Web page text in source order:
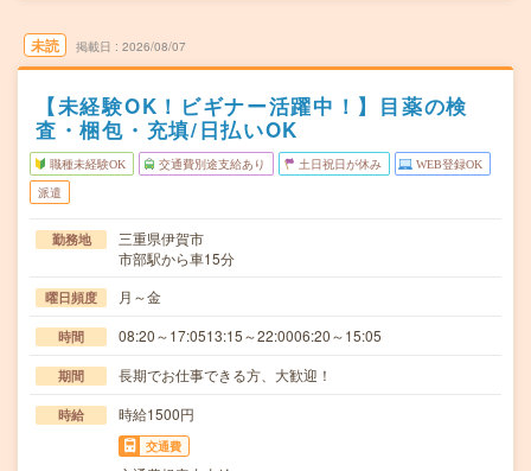
未読 掲載日 2026/08/07
【未経験OK！ビギナー活躍中！】目薬の検
査・梱包・充填/日払いOK
職種未経験OK 交通費別途支給あり 土日祝日が休み WEB登録OK
派遣
勤務地
三重県伊賀市
市部駅から車15分
曜日頻度 月～金
時間 08:20～17:0513:15～22:0006:20～15:05
期間 長期でお仕事できる方、大歓迎！
時給 時給1500円
交通費